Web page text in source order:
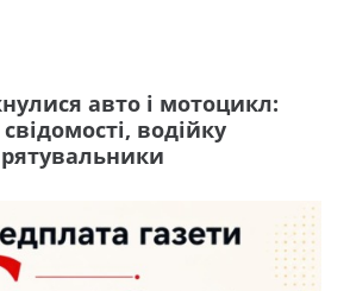
авто і мотоцикл:
водійку